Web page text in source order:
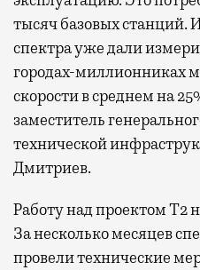
тысяч базовых станций.
спектра уже дали
городах-миллионниках
скорости в среднем на
заместитель
технической
Дмитриев.
Работу над проектом Т2
За несколько месяцев
провели технические